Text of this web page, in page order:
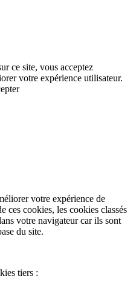
ce site, vous acceptez
votre expérience utilisateur.
votre expérience de
ces cookies, les cookies classés
votre navigateur car ils sont
du site.
tiers :